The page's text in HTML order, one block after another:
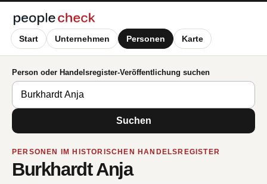
Start Unternehmen Personen Karte
Person oder Handelsregister-Veröffentlichung suchen
Suchen
PERSONEN IM HISTORISCHEN HANDELSREGISTER
Burkhardt Anja